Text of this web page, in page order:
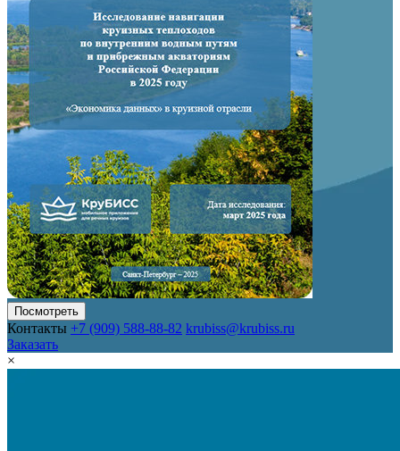
Посмотреть
Контакты +7 (909) 588-88-82 krubiss@krubiss.ru
Заказать
×